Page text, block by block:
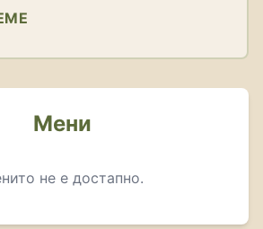
Мени
не е достапно.